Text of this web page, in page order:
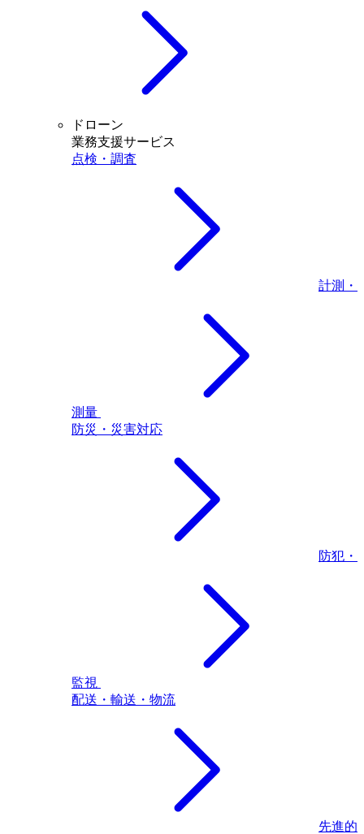
ドローン
業務支援サービス
点検・調査
計測・
測量
防災・災害対応
防犯・
監視
配送・輸送・物流
先進的